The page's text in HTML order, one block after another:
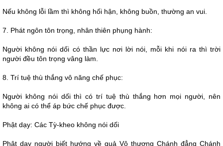
Nếu không lỗi lầm thì không hối hận, không buồn, thường an vui.
7. Phát ngôn tôn trọng, nhân thiên phụng hành:
Người không nói dối có thần lực nơi lời nói, mỗi khi nói ra thì trời
người đều tôn trọng vâng làm.
8. Trí tuệ thù thắng vô năng chế phục:
Người không nói dối thì có trí tuệ thù thắng hơn mọi người, nên
không ai có thể áp bức chế phục được.
Phật dạy: Các Tỳ-kheo không nói dối
Phật dạy người biết hướng về quả Vô thượng Chánh đẳng Chánh